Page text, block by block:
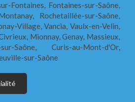
Fontaines, Fontaines-sur-Saône,
Rochetaillée-sur-Saône,
Village, Vancia, Vaulx-en-Velin,
Mionnay, Genay, Massieux,
Saône, Curis-au-Mont-d'Or,
sur-Saône